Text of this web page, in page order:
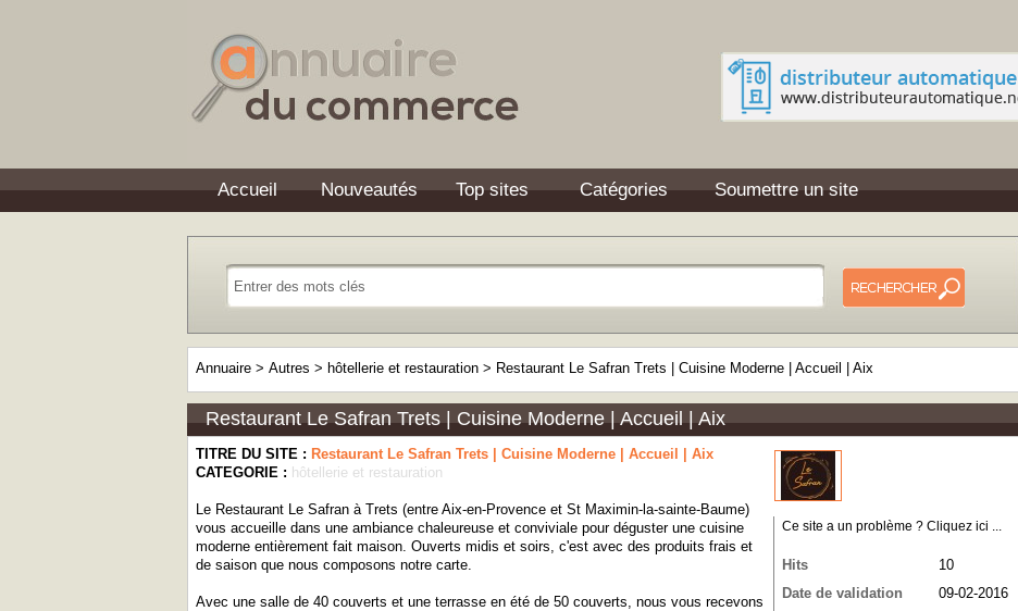
Accueil Nouveautés Top sites Catégories Soumettre un site
Annuaire > Autres > hôtellerie et restauration > Restaurant Le Safran Trets | Cuisine Moderne | Accueil | Aix
Restaurant Le Safran Trets | Cuisine Moderne | Accueil | Aix
TITRE DU SITE : Restaurant Le Safran Trets | Cuisine Moderne | Accueil | Aix
CATEGORIE : hôtellerie et restauration
Le Restaurant Le Safran à Trets (entre Aix-en-Provence et St Maximin-la-sainte-Baume)
vous accueille dans une ambiance chaleureuse et conviviale pour déguster une cuisine
moderne entièrement fait maison. Ouverts midis et soirs, c'est avec des produits frais et
de saison que nous composons notre carte.
Avec une salle de 40 couverts et une terrasse en été de 50 couverts, nous vous recevons
Ce site a un problème ? Cliquez ici ...
Hits
10
Date de validation
09-02-2016